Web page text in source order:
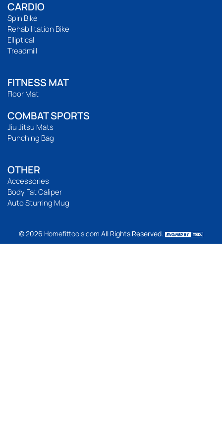
CARDIO
Spin Bike
Rehabilitation Bike
Elliptical
Treadmill
FITNESS MAT
Floor Mat
COMBAT SPORTS
Jiu Jitsu Mats
Punching Bag
OTHER
Accessories
Body Fat Caliper
Auto Sturring Mug
© 2026 Homefittools.com All Rights Reserved.